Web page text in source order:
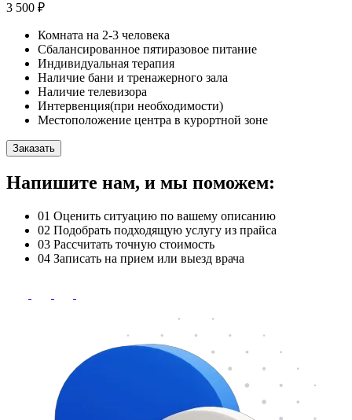
3 500 ₽
Комната на 2-3 человека
Сбалансированное пятиразовое питание
Индивидуальная терапия
Наличие бани и тренажерного зала
Наличие телевизора
Интервенция(при необходимости)
Местоположение центра в курортной зоне
Заказать
Напишите нам, и мы поможем:
01 Оценить ситуацию по вашему описанию
02 Подобрать подходящую услугу из прайса
03 Рассчитать точную стоимость
04 Записать на прием или выезд врача